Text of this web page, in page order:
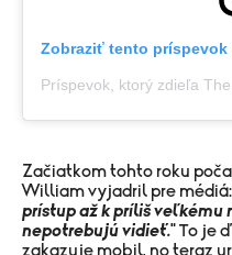
Zobraziť tento príspevok
Začiatkom tohto roku
William vyjadril pre médiá:
prístup až k príliš veľkému
nepotrebujú vidieť." To je
zakazuje mobil, no teraz